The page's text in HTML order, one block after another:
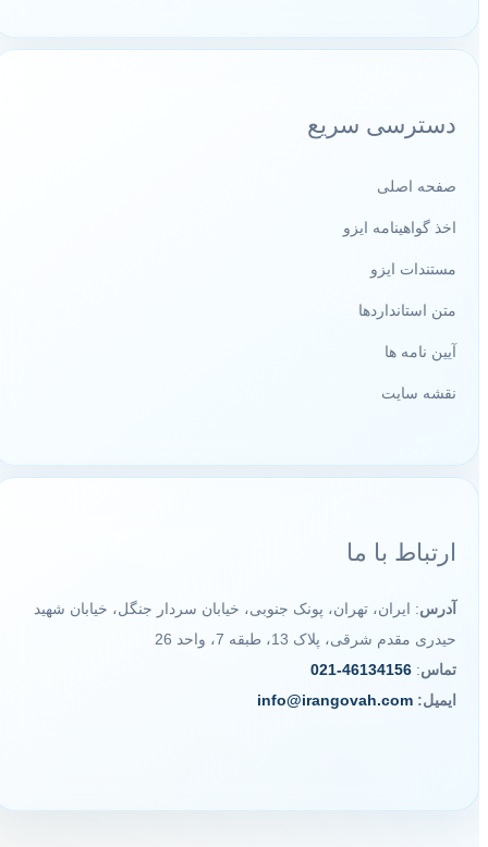
دسترسی سریع
صفحه اصلی
اخذ گواهینامه ایزو
مستندات ایزو
متن استانداردها
آیین نامه ها
نقشه سایت
ارتباط با ما
آدرس: ایران، تهران، پونک جنوبی، خیابان سردار جنگل، خیابان شهید
حیدری مقدم شرقی، پلاک 13، طبقه 7، واحد 26
تماس:
46134156-021
ایمیل: info@irangovah.com